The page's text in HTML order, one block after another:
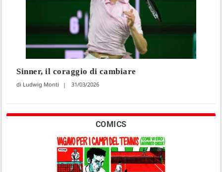
Sinner, il coraggio di cambiare
Ludwig Monti 31/03/2026
COMICS